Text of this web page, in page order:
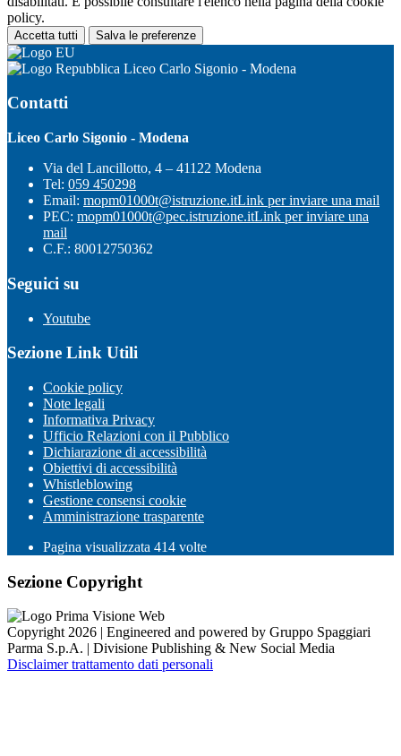
policy.
Accetta tutti Salva le preferenze
Liceo Carlo Sigonio - Modena
Contatti
Liceo Carlo Sigonio - Modena
Via del Lancillotto, 4 – 41122 Modena
Tel: 059 450298
Email: mopm01000t@istruzione.itLink per inviare una mail
PEC: mopm01000t@pec.istruzione.itLink per inviare una
mail
C.F.: 80012750362
Seguici su
Youtube
Sezione Link Utili
Cookie policy
Note legali
Informativa Privacy
Ufficio Relazioni con il Pubblico
Dichiarazione di accessibilità
Obiettivi di accessibilità
Whistleblowing
Gestione consensi cookie
Amministrazione trasparente
Pagina visualizzata 414 volte
Sezione Copyright
Copyright 2026 | Engineered and powered by Gruppo Spaggiari
Parma S.p.A. | Divisione Publishing & New Social Media
Disclaimer trattamento dati personali